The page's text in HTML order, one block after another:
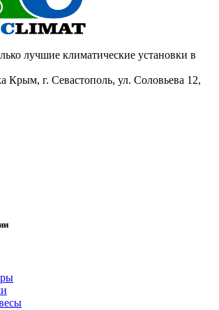
лучшие климатические установки в
Крым, г. Севастополь, ул. Соловьева 12,